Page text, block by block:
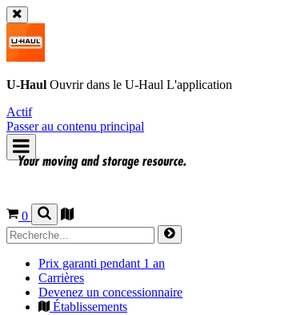
U-Haul Ouvrir dans le U-Haul L'application
Actif
Passer au contenu principal
0
Prix garanti pendant 1 an
Carrières
Devenez un concessionnaire
Établissements